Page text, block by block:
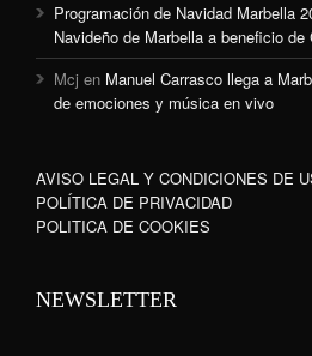
Programación de Navidad Marbella
Navideño de Marbella a beneficio de
Mcj en Manuel Carrasco llega a
de emociones y música en vivo
AVISO LEGAL Y CONDICIONES DE
POLÍTICA DE PRIVACIDAD
POLITICA DE COOKIES
NEWSLETTER